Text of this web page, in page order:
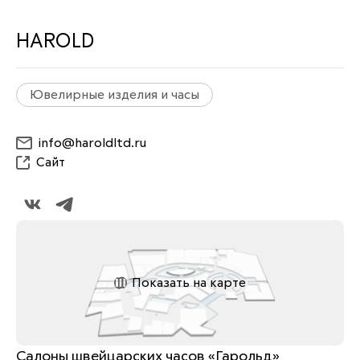
HAROLD
Ювелирные изделия и часы
info@haroldltd.ru
Сайт
Показать на карте
Салоны швейцарских часов «Гарольд»